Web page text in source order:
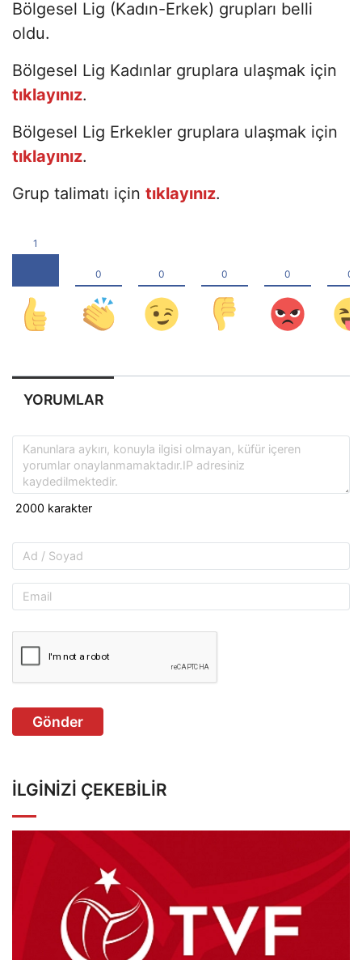
Bölgesel Lig (Kadın-Erkek) grupları belli
oldu.
Bölgesel Lig Kadınlar gruplara ulaşmak için
tıklayınız.
Bölgesel Lig Erkekler gruplara ulaşmak için
tıklayınız.
Grup talimatı için tıklayınız.
YORUMLAR
Gönder
İLGINIZI ÇEKEBILIR